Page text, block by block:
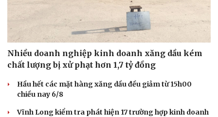
Nhiều doanh nghiệp kinh doanh xăng dầu kém
chất lượng bị xử phạt hơn 1,7 tỷ đồng
Hầu hết các mặt hàng xăng dầu đều giảm từ 15h00
chiều nay 6/8
Vĩnh Long kiểm tra phát hiện 17 trường hợp kinh doanh